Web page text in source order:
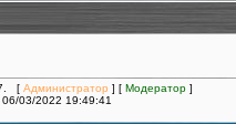
[ Администратор ] [ Модератор ]
03/2022 19:49:41